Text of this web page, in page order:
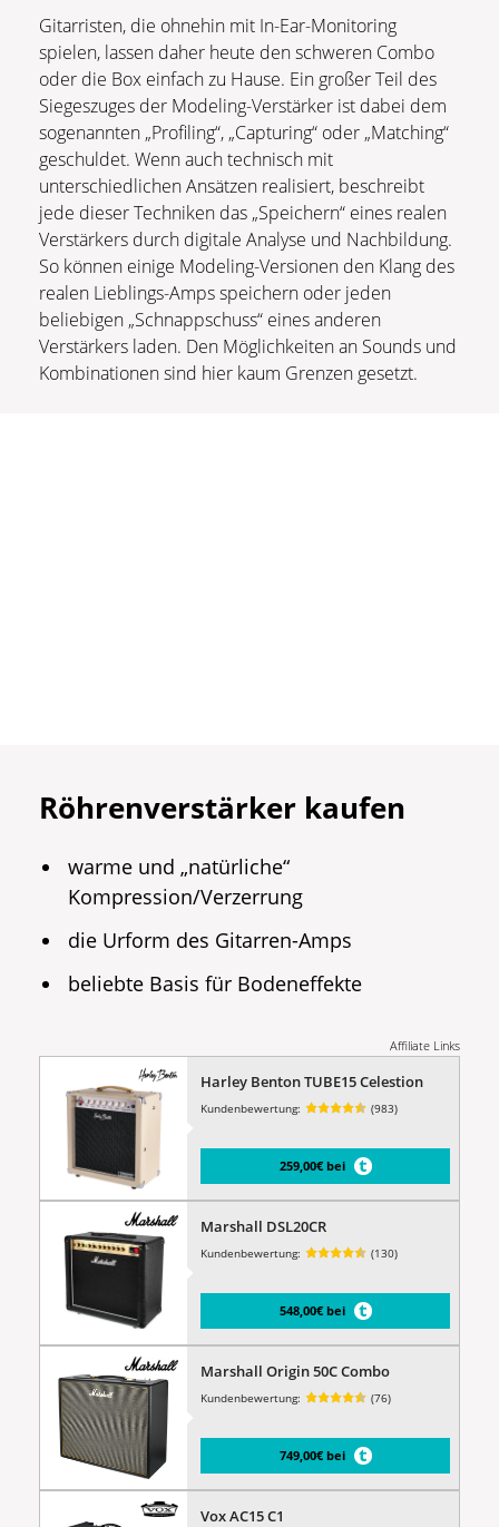
Gitarristen, die ohnehin mit In-Ear-Monitoring
spielen, lassen daher heute den schweren Combo
oder die Box einfach zu Hause. Ein großer Teil des
Siegeszuges der Modeling-Verstärker ist dabei dem
sogenannten „Profiling“, „Capturing“ oder „Matching“
geschuldet. Wenn auch technisch mit
unterschiedlichen Ansätzen realisiert, beschreibt
jede dieser Techniken das „Speichern“ eines realen
Verstärkers durch digitale Analyse und Nachbildung.
So können einige Modeling-Versionen den Klang des
realen Lieblings-Amps speichern oder jeden
beliebigen „Schnappschuss“ eines anderen
Verstärkers laden. Den Möglichkeiten an Sounds und
Kombinationen sind hier kaum Grenzen gesetzt.
Röhrenverstärker kaufen
warme und „natürliche“
Kompression/Verzerrung
die Urform des Gitarren-Amps
beliebte Basis für Bodeneffekte
Affiliate Links
Harley Benton TUBE15 Celestion
Kundenbewertung: (983)
259,00€ bei
Marshall DSL20CR
Kundenbewertung: (130)
548,00€ bei
Marshall Origin 50C Combo
Kundenbewertung: (76)
749,00€ bei
Vox AC15 C1